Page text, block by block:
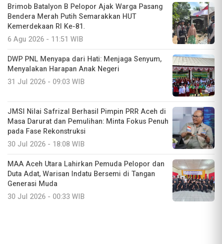
Brimob Batalyon B Pelopor Ajak Warga Pasang
Bendera Merah Putih Semarakkan HUT
Kemerdekaan RI Ke-81.
6 Agu 2026 - 11:51 WIB
DWP PNL Menyapa dari Hati: Menjaga Senyum,
Menyalakan Harapan Anak Negeri
31 Jul 2026 - 09:03 WIB
JMSI Nilai Safrizal Berhasil Pimpin PRR Aceh di
Masa Darurat dan Pemulihan: Minta Fokus Penuh
pada Fase Rekonstruksi
30 Jul 2026 - 18:08 WIB
MAA Aceh Utara Lahirkan Pemuda Pelopor dan
Duta Adat, Warisan Indatu Bersemi di Tangan
Generasi Muda
30 Jul 2026 - 00:33 WIB